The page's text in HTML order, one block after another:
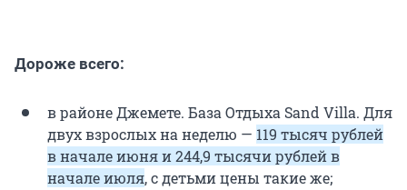
Дороже всего:
в районе Джемете. База Отдыха Sand Villa. Для
двух взрослых на неделю — 119 тысяч рублей
в начале июня и 244,9 тысячи рублей в
начале июля, с детьми цены такие же;